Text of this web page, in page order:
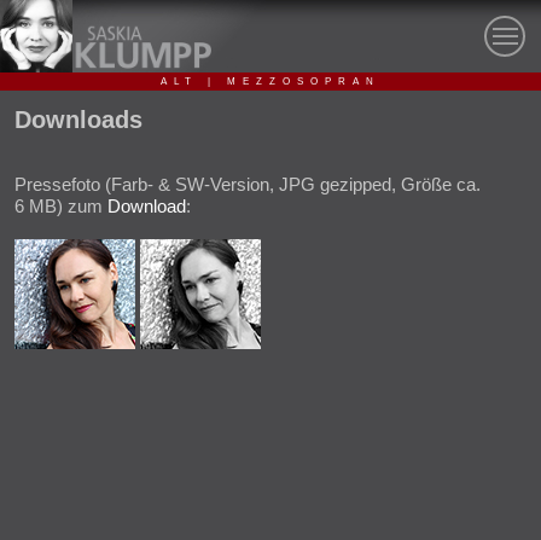
ALT | MEZZOSOPRAN
Downloads
Pressefoto (Farb- & SW-Version, JPG gezipped, Größe ca.
6 MB) zum Download: